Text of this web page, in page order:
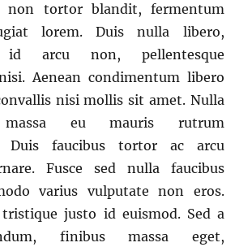
non tortor blandit, fermentum
lorem. Duis nulla libero,
id arcu non, pellentesque
Aenean condimentum libero
nisi mollis sit amet. Nulla
massa eu mauris rutrum
Duis faucibus tortor ac arcu
Fusce sed nulla faucibus
varius vulputate non eros.
justo id euismod. Sed a
finibus massa eget,